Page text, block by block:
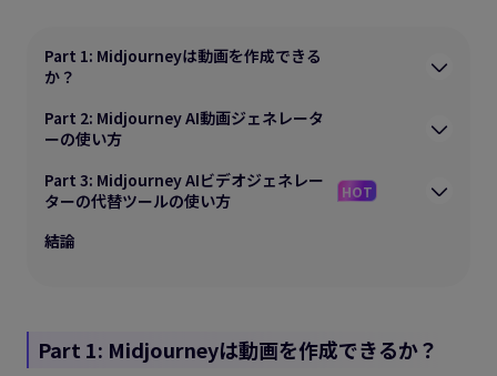
Part 1: Midjourneyは動画を作成できる
か？
Part 2: Midjourney AI動画ジェネレータ
ーの使い方
Part 3: Midjourney AIビデオジェネレー
ターの代替ツールの使い方
HOT
結論
Part 1: Midjourneyは動画を作成できるか？